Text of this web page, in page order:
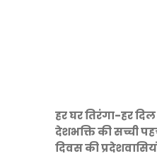
हर घर तिरंगा-हर
देशभक्ति की सच्ची
दिवस की